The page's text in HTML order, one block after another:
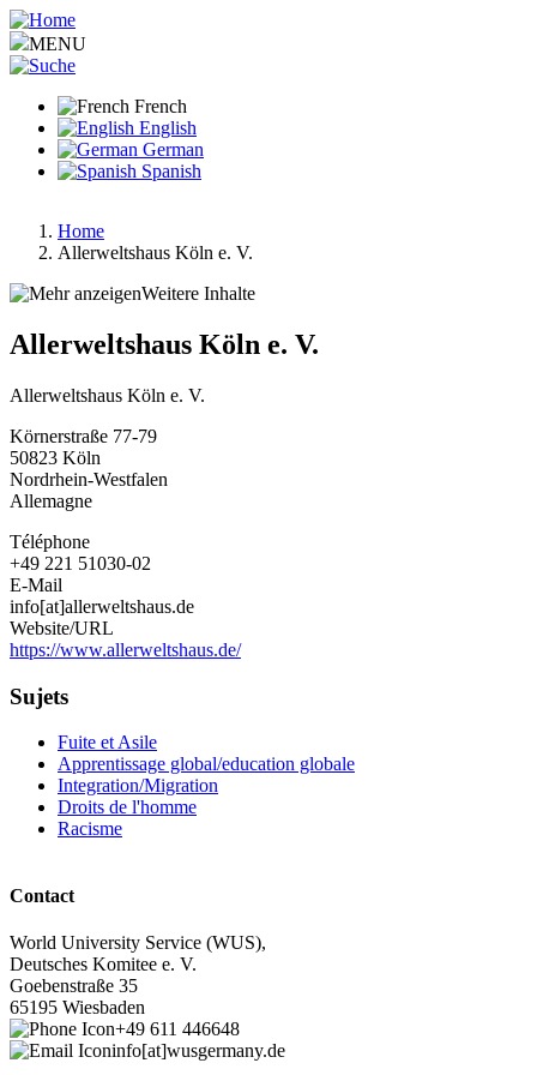
Aller
au
contenu
MENU
French
English
German
Spanish
Fil
d'Ariane
Home
Allerweltshaus Köln e. V.
Weitere Inhalte
Allerweltshaus Köln e. V.
Allerweltshaus Köln e. V.
Körnerstraße 77-79
50823 Köln
Nordrhein-Westfalen
Allemagne
Téléphone
+49 221 51030-02
E-Mail
info[at]allerweltshaus.de
Website/URL
https://www.allerweltshaus.de/
Sujets
Fuite et Asile
Apprentissage global/education globale
Integration/Migration
Droits de l'homme
Racisme
Contact
World University Service (WUS),
Deutsches Komitee e. V.
Goebenstraße 35
65195 Wiesbaden
+49 611 446648
info[at]wusgermany.de